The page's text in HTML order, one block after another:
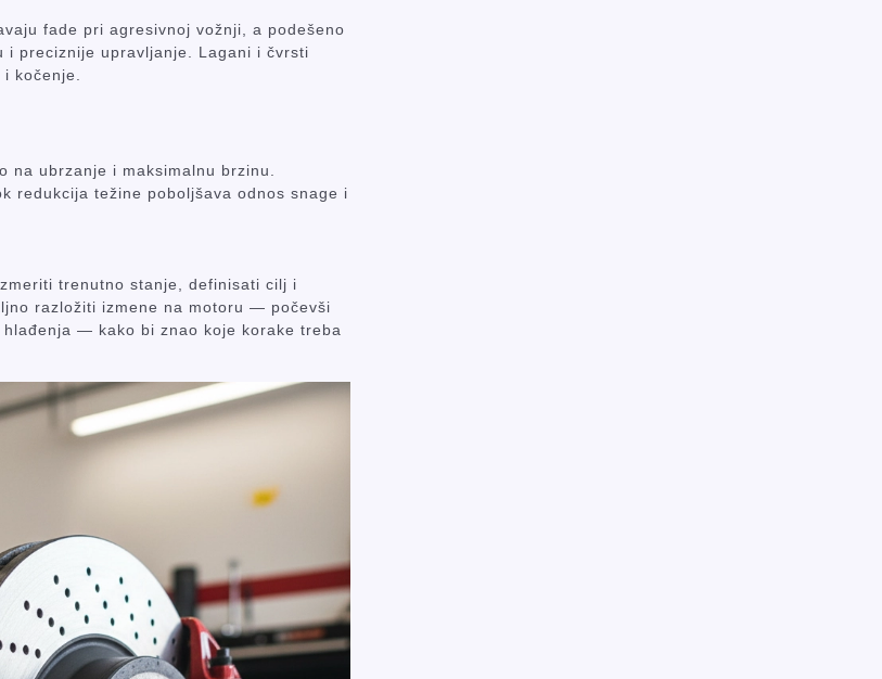
fade pri agresivnoj vožnji, a podešeno
i preciznije upravljanje. Lagani i čvrsti
kočenje.
na ubrzanje i maksimalnu brzinu.
redukcija težine poboljšava odnos snage i
trenutno stanje, definisati cilj i
razložiti izmene na motoru — počevši
— kako bi znao koje korake treba